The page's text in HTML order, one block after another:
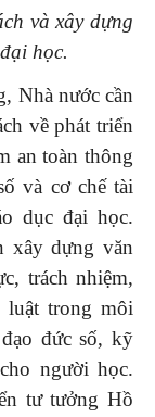
và xây dựng
học.
Nhà nước cần
về phát triển
an toàn thông
và cơ chế tài
dục đại học.
xây dựng văn
trách nhiệm,
luật trong môi
đức số, kỹ
người học.
tư tưởng Hồ